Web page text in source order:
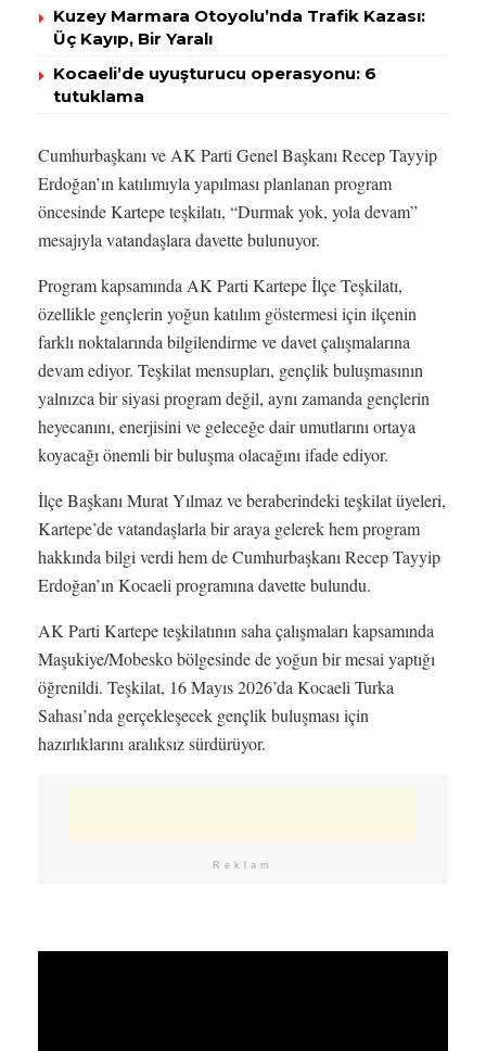
Kuzey Marmara Otoyolu’nda Trafik Kazası:
Üç Kayıp, Bir Yaralı
Kocaeli’de uyuşturucu operasyonu: 6
tutuklama
Cumhurbaşkanı ve AK Parti Genel Başkanı Recep Tayyip
Erdoğan’ın katılımıyla yapılması planlanan program
öncesinde Kartepe teşkilatı, “Durmak yok, yola devam”
mesajıyla vatandaşlara davette bulunuyor.
Program kapsamında AK Parti Kartepe İlçe Teşkilatı,
özellikle gençlerin yoğun katılım göstermesi için ilçenin
farklı noktalarında bilgilendirme ve davet çalışmalarına
devam ediyor. Teşkilat mensupları, gençlik buluşmasının
yalnızca bir siyasi program değil, aynı zamanda gençlerin
heyecanını, enerjisini ve geleceğe dair umutlarını ortaya
koyacağı önemli bir buluşma olacağını ifade ediyor.
İlçe Başkanı Murat Yılmaz ve beraberindeki teşkilat üyeleri,
Kartepe’de vatandaşlarla bir araya gelerek hem program
hakkında bilgi verdi hem de Cumhurbaşkanı Recep Tayyip
Erdoğan’ın Kocaeli programına davette bulundu.
AK Parti Kartepe teşkilatının saha çalışmaları kapsamında
Maşukiye/Mobesko bölgesinde de yoğun bir mesai yaptığı
öğrenildi. Teşkilat, 16 Mayıs 2026’da Kocaeli Turka
Sahası’nda gerçekleşecek gençlik buluşması için
hazırlıklarını aralıksız sürdürüyor.
Reklam